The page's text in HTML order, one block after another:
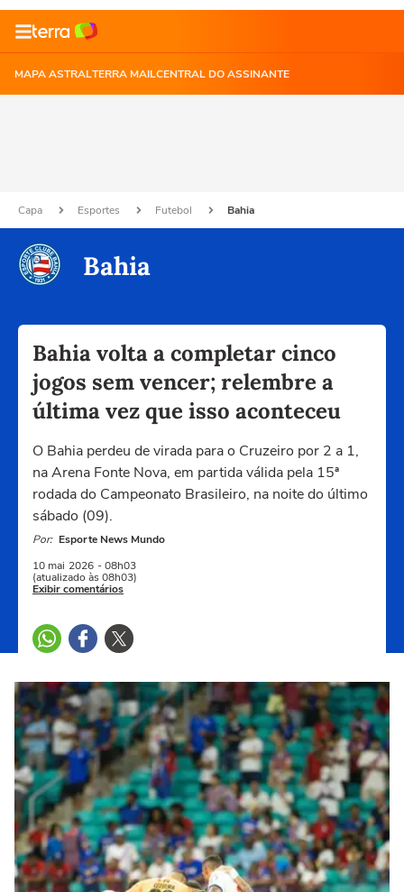
MAPA ASTRALTERRA MAILCENTRAL DO ASSINANTE
Capa Esportes Futebol Bahia
Bahia
Bahia volta a completar cinco
jogos sem vencer; relembre a
última vez que isso aconteceu
O Bahia perdeu de virada para o Cruzeiro por 2 a 1,
na Arena Fonte Nova, em partida válida pela 15ª
rodada do Campeonato Brasileiro, na noite do último
sábado (09).
Por: Esporte News Mundo
10 mai 2026 - 08h03
(atualizado às 08h03)
Exibir comentários